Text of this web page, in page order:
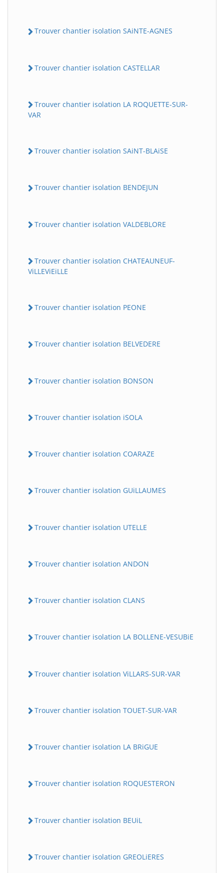
Trouver chantier isolation SAiNTE-AGNES
Trouver chantier isolation CASTELLAR
Trouver chantier isolation LA ROQUETTE-SUR-
VAR
Trouver chantier isolation SAiNT-BLAiSE
Trouver chantier isolation BENDEJUN
Trouver chantier isolation VALDEBLORE
Trouver chantier isolation CHATEAUNEUF-
ViLLEViEiLLE
Trouver chantier isolation PEONE
Trouver chantier isolation BELVEDERE
Trouver chantier isolation BONSON
Trouver chantier isolation iSOLA
Trouver chantier isolation COARAZE
Trouver chantier isolation GUiLLAUMES
Trouver chantier isolation UTELLE
Trouver chantier isolation ANDON
Trouver chantier isolation CLANS
Trouver chantier isolation LA BOLLENE-VESUBiE
Trouver chantier isolation ViLLARS-SUR-VAR
Trouver chantier isolation TOUET-SUR-VAR
Trouver chantier isolation LA BRiGUE
Trouver chantier isolation ROQUESTERON
Trouver chantier isolation BEUiL
Trouver chantier isolation GREOLiERES